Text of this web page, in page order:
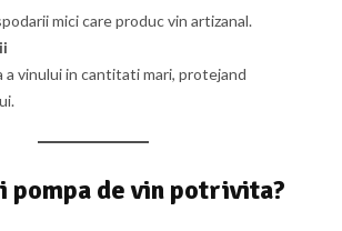
mici care produc vin artizanal.
a vinului in cantitati mari, protejand
pompa de vin potrivita?